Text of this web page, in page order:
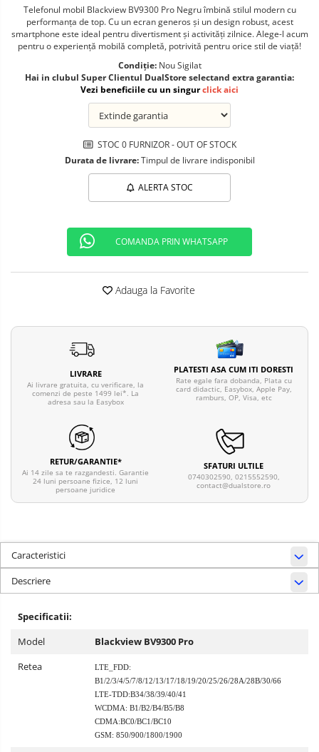
Telefoane mobile ALTE BRANDURI
Telefonul mobil Blackview BV9300 Pro Negru îmbină stilul modern cu
performanța de top. Cu un ecran generos și un design robust, acest
smartphone este ideal pentru divertisment și activități zilnice. Alege-l acum
pentru o experiență mobilă completă, potrivită pentru orice stil de viață!
Condiție: Nou Sigilat
Hai in clubul Super Clientul DualStore selectand extra garantia:
Vezi beneficiile cu un singurclick aici
STOC 0 FURNIZOR - OUT OF STOCK
Durata de livrare:Timpul de livrare indisponibil
ALERTA STOC
COMANDA PRIN WHATSAPP
Adauga la Favorite
LIVRARE
Ai livrare gratuita, cu verificare, la
comenzi de peste 1499 lei*. La
adresa sau la Easybox
PLATESTI ASA CUM ITI DORESTI
Rate egale fara dobanda, Plata cu
card didactic, Easybox, Apple Pay,
ramburs, OP, Visa, etc
RETUR/GARANTIE*
Ai 14 zile sa te razgandesti. Garantie
24 luni persoane fizice, 12 luni
persoane juridice
SFATURI ULTILE
0740302590, 0215552590,
contact@dualstore.ro
Caracteristici
Descriere
Specificatii:
Model
Blackview BV9300 Pro
Retea
LTE_FDD:
B1/2/3/4/5/7/8/12/13/17/18/19/20/25/26/28A/28B/30/66
LTE-TDD:B34/38/39/40/41
WCDMA: B1/B2/B4/B5/B8
CDMA:BC0/BC1/BC10
GSM: 850/900/1800/1900